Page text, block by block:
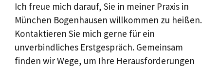
Ich freue mich darauf, Sie in meiner Praxis in
München Bogenhausen willkommen zu heißen.
Kontaktieren Sie mich gerne für ein
unverbindliches Erstgespräch. Gemeinsam
finden wir Wege, um Ihre Herausforderungen